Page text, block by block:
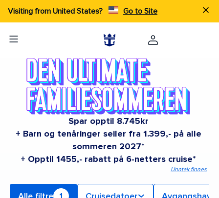
Visiting from United States? Go to Site
Spar opptil 8.745kr
+ Barn og tenåringer seiler fra 1.399,- på alle
sommeren 2027*
+ Opptil 1455,- rabatt på 6-netters cruise*
Unntak finnes